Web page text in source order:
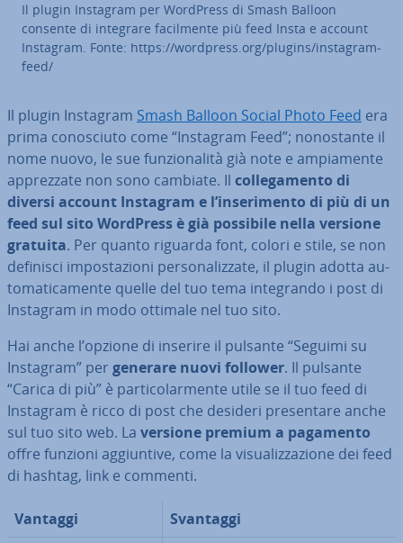
Il plugin Instagram per WordPress di Smash Balloon
consente di integrare fa­cil­men­te più feed Insta e account
Instagram. Fonte: https://wordpress.org/plugins/instagram-
feed/
Il plugin Instagram Smash Balloon Social Photo Feed era
prima co­no­sciu­to come “Instagram Feed”; no­no­stan­te il
nome nuovo, le sue fun­zio­na­li­tà già note e am­pia­men­te
ap­prez­za­te non sono cambiate. Il col­le­ga­men­to di
diversi account Instagram e l’in­se­ri­men­to di più di un
feed sul sito WordPress è già possibile nella versione
gratuita. Per quanto riguarda font, colori e stile, se non
definisci im­po­sta­zio­ni per­so­na­liz­za­te, il plugin adotta au­
to­ma­ti­ca­men­te quelle del tuo tema in­te­gran­do i post di
Instagram in modo ottimale nel tuo sito.
Hai anche l’opzione di inserire il pulsante “Seguimi su
Instagram” per generare nuovi follower. Il pulsante
“Carica di più” è par­ti­co­lar­men­te utile se il tuo feed di
Instagram è ricco di post che desideri pre­sen­ta­re anche
sul tuo sito web. La versione premium a pagamento
offre funzioni ag­giun­ti­ve, come la vi­sua­liz­za­zio­ne dei feed
di hashtag, link e commenti.
Vantaggi
Svantaggi